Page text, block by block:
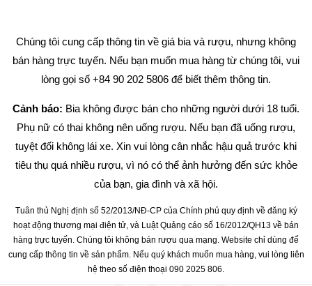
Chúng tôi cung cấp thông tin về giá bia và rượu, nhưng không
bán hàng trực tuyến. Nếu bạn muốn mua hàng từ chúng tôi, vui
lòng gọi số +84 90 202 5806 để biết thêm thông tin.
Cảnh báo: Bia không được bán cho những người dưới 18 tuổi.
Phụ nữ có thai không nên uống rượu. Nếu bạn đã uống rượu,
tuyệt đối không lái xe. Xin vui lòng cân nhắc hậu quả trước khi
tiêu thụ quá nhiều rượu, vì nó có thể ảnh hưởng đến sức khỏe
của bạn, gia đình và xã hội.
Tuân thủ Nghị định số 52/2013/NĐ-CP của Chính phủ quy định về đăng ký
hoạt động thương mại điện tử, và Luật Quảng cáo số 16/2012/QH13 về bán
hàng trực tuyến. Chúng tôi không bán rượu qua mạng. Website chỉ dùng để
cung cấp thông tin về sản phẩm. Nếu quý khách muốn mua hàng, vui lòng liên
hệ theo số điện thoại 090 2025 806.